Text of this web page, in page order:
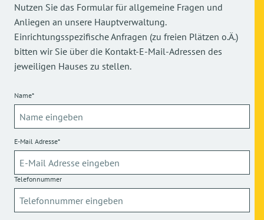
Nutzen Sie das Formular für allgemeine Fragen und
Anliegen an unsere Hauptverwaltung.
Einrichtungsspezifische Anfragen (zu freien Plätzen o.Ä.)
bitten wir Sie über die Kontakt-E-Mail-Adressen des
jeweiligen Hauses zu stellen.
Name*
E-Mail Adresse*
Telefonnummer